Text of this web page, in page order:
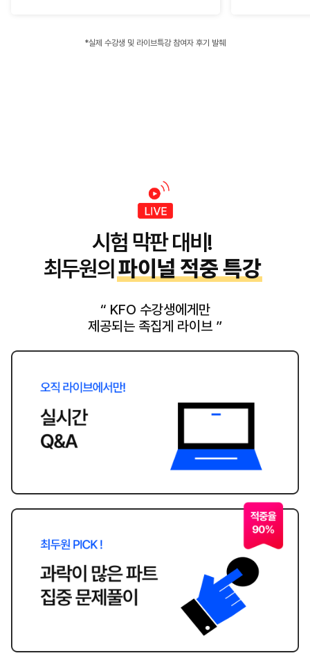
*실제 수강생 및 라이브특강 참여자 후기 발췌
시험 막판 대비!
최두원의파이널 적중 특강
“ KFO 수강생에게만
제공되는 족집게 라이브 ”